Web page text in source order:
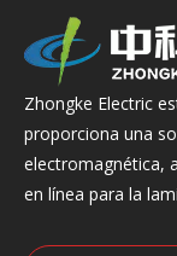
Zhongke Electric
proporciona una
electromagnética,
en línea para la